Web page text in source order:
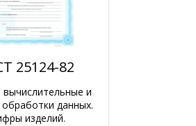
25124-82
и
данных.
изделий.